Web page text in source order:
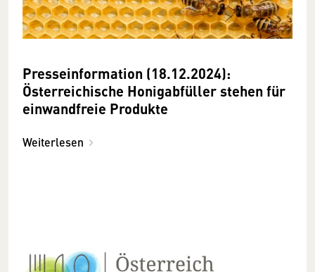
Presseinformation (18.12.2024):
Österreichische Honigabfüller stehen für
einwandfreie Produkte
Weiterlesen